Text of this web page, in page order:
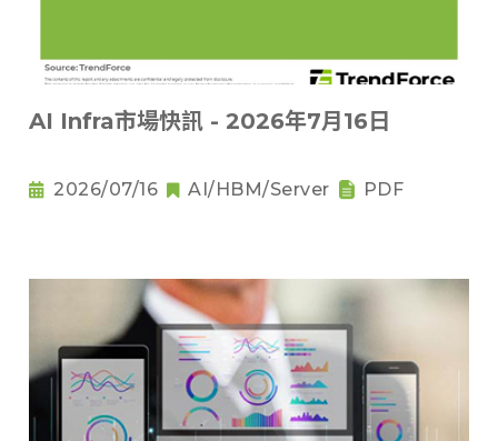
AI Infra市場快訊 - 2026年7月16日
2026/07/16 AI/HBM/Server PDF